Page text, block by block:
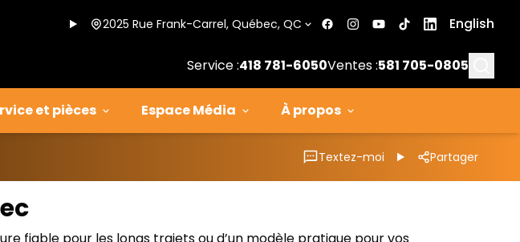
2025 Rue Frank-Carrel, Québec, QC English
Service :418 781-6050Ventes :581 705-0805
et pièces Espace Média À propos
Textez-moi Partager